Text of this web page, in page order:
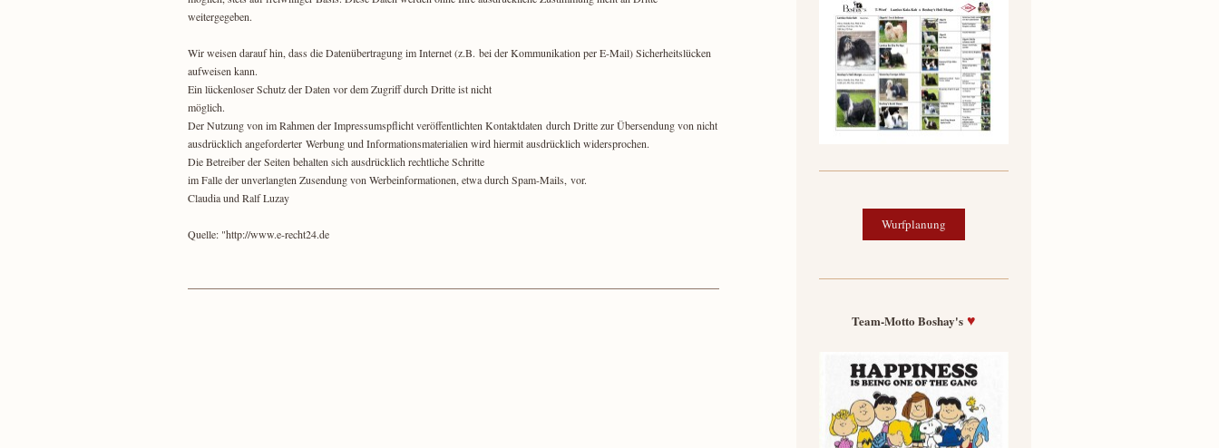
weitergegeben.
Wir weisen darauf hin, dass die Datenübertragung im Internet (z.B. bei der Kommunikation per E-Mail) Sicherheitslücken
aufweisen kann.
Ein lückenloser Schutz der Daten vor dem Zugriff durch Dritte ist nicht
möglich.
Der Nutzung von im Rahmen der Impressumspflicht veröffentlichten Kontaktdaten durch Dritte zur Übersendung von nicht
ausdrücklich angeforderter Werbung und Informationsmaterialien wird hiermit ausdrücklich widersprochen.
Die Betreiber der Seiten behalten sich ausdrücklich rechtliche Schritte
im Falle der unverlangten Zusendung von Werbeinformationen, etwa durch Spam-Mails, vor.
Claudia und Ralf Luzay
Quelle: "http://www.e-recht24.de
Wurfplanung
Team-Motto Boshay's♥